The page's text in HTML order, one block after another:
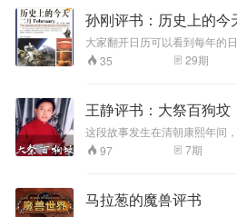
人祸，开封的失守，倒霉就倒
孙刚评书：历史上的今
大家翻开日历可以看到每年的
的，就在这简单的一天里历史
同寻常的事情呢？也许在你生
35 29期
王静评书：大祭百狗坟
这段故事发生在清朝康熙年间
儿，有个四美堂，这是很著名
近这儿发生了一件大事儿……
97 7期
马拉葱的魔兽评书